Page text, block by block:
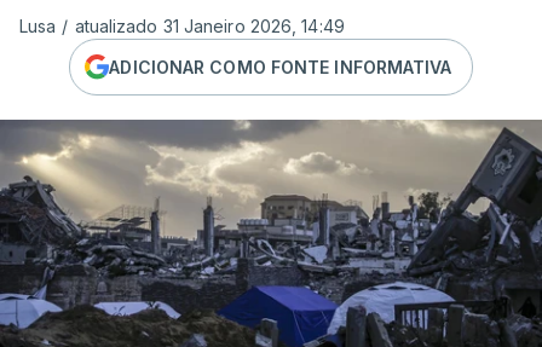
Lusa / atualizado 31 Janeiro 2026, 14:49
ADICIONAR COMO FONTE INFORMATIVA